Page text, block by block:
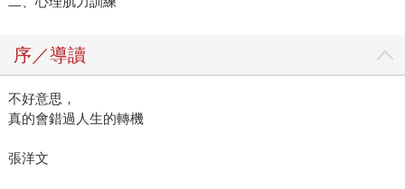
序／導讀
不好意思，
真的會錯過人生的轉機
張洋文